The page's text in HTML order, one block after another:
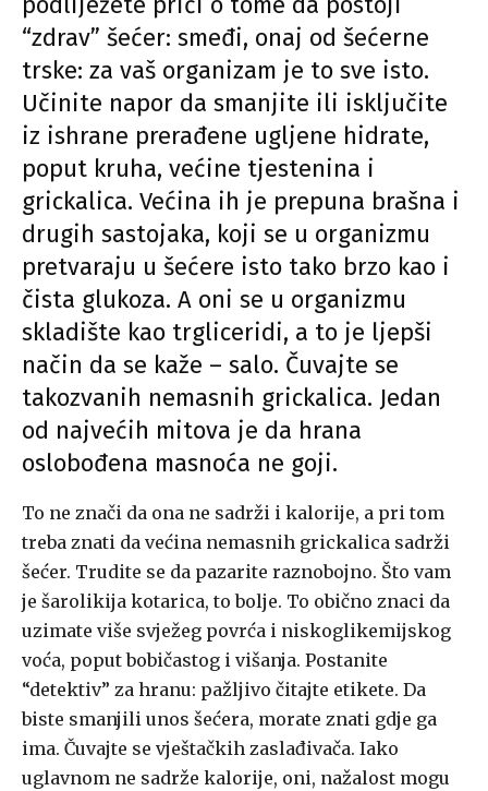
“zdrav” šećer: smeđi, onaj od šećerne
trske: za vaš organizam je to sve isto.
Učinite napor da smanjite ili isključite
iz ishrane prerađene ugljene hidrate,
poput kruha, većine tjestenina i
grickalica. Većina ih je prepuna brašna i
drugih sastojaka, koji se u organizmu
pretvaraju u šećere isto tako brzo kao i
čista glukoza. A oni se u organizmu
skladište kao trgliceridi, a to je ljepši
način da se kaže – salo. Čuvajte se
takozvanih nemasnih grickalica. Jedan
od najvećih mitova je da hrana
oslobođena masnoća ne goji.
To ne znači da ona ne sadrži i kalorije, a pri tom
treba znati da većina nemasnih grickalica sadrži
šećer. Trudite se da pazarite raznobojno. Što vam
je šarolikija kotarica, to bolje. To obično znaci da
uzimate više svježeg povrća i niskoglikemijskog
voća, poput bobičastog i višanja. Postanite
“detektiv” za hranu: pažljivo čitajte etikete. Da
biste smanjili unos šećera, morate znati gdje ga
ima. Čuvajte se vještačkih zaslađivača. Iako
uglavnom ne sadrže kalorije, oni, nažalost mogu